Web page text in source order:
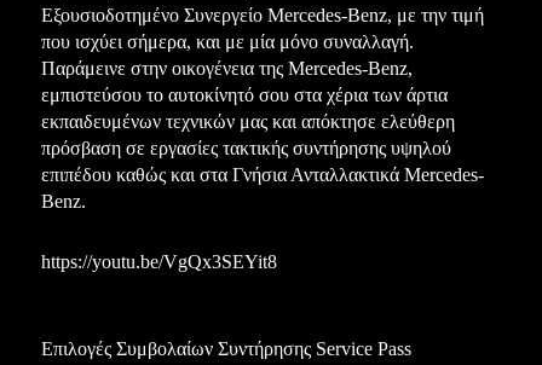
Εξουσιοδοτημένο Συνεργείο Mercedes-Benz, με την τιμή
που ισχύει σήμερα, και με μία μόνο συναλλαγή.
Παράμεινε στην οικογένεια της Mercedes-Benz,
εμπιστεύσου το αυτοκίνητό σου στα χέρια των άρτια
εκπαιδευμένων τεχνικών μας και απόκτησε ελεύθερη
πρόσβαση σε εργασίες τακτικής συντήρησης υψηλού
επιπέδου καθώς και στα Γνήσια Ανταλλακτικά Mercedes-
Benz.
https://youtu.be/VgQx3SEYit8
Επιλογές Συμβολαίων Συντήρησης Service Pass